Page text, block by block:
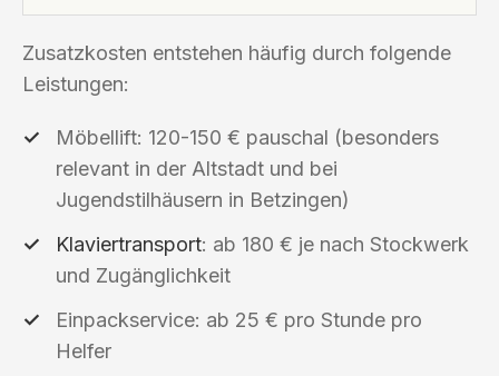
Zusatzkosten entstehen häufig durch folgende
Leistungen:
Möbellift: 120-150 € pauschal (besonders
relevant in der Altstadt und bei
Jugendstilhäusern in Betzingen)
Klaviertransport: ab 180 € je nach Stockwerk
und Zugänglichkeit
Einpackservice: ab 25 € pro Stunde pro
Helfer